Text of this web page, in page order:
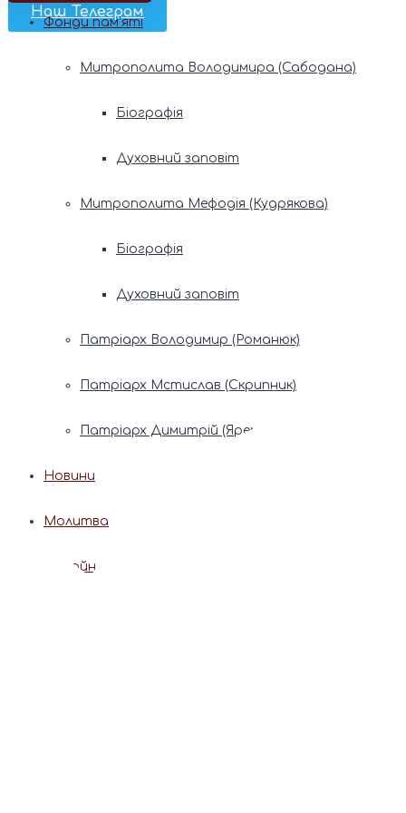
Наш Телеграм
Фонди пам’яті
Митрополита Володимира (Сабодана)
Біографія
Духовний заповіт
Митрополита Мефодія (Кудрякова)
Біографія
Духовний заповіт
Патріарх Володимир (Романюк)
Патріарх Мстислав (Скрипник)
Патріарх Димитрій (Ярема)
Новини
Молитва
Онлайн послуги